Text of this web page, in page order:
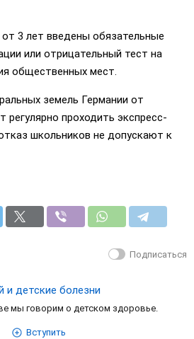
3 лет введены обязательные
или отрицательный тест на
общественных мест.
земель Германии от
проходить экспресс-
школьников не допускают к
Подписаться
и детские болезни
мы говорим о детском здоровье.
Вступить